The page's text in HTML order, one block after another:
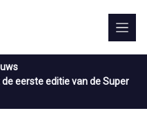
eerste editie van de Super